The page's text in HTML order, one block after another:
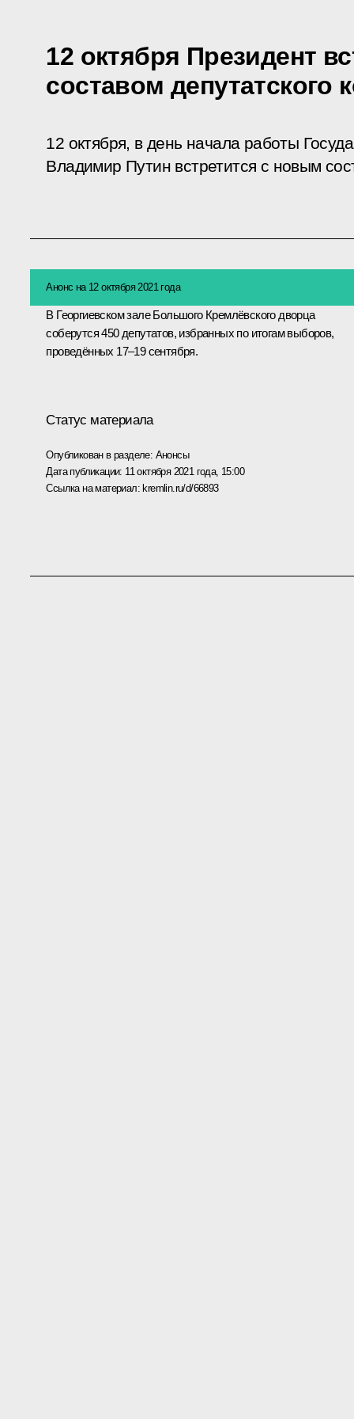
12 октября Президент
составом депутатского
12 октября, в день начала работы
Владимир Путин встретится с новым
Анонс на 12 октября 2021 года
В Георгиевском зале Большого Кремлёвского дворца
соберутся 450 депутатов, избранных по итогам выборов,
проведённых 17–19 сентября.
Статус материала
Опубликован в разделе: Анонсы
Дата публикации: 11 октября 2021 года, 15:00
Ссылка на материал: kremlin.ru/d/66893